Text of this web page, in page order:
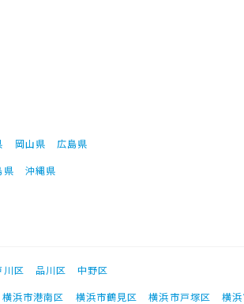
岡山県
広島県
県 沖縄県
川区 品川区
中野区
横浜市港南区 横浜市鶴見区 横浜市戸塚区
横